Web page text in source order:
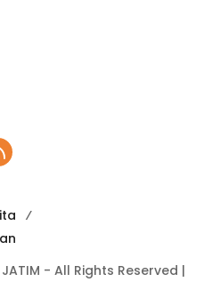
- All Rights Reserved |